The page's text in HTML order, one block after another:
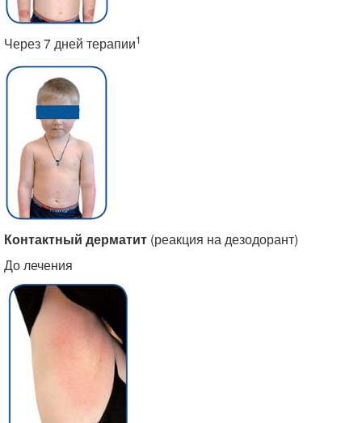
Через 7 дней терапии1
Контактный дерматит (реакция на дезодорант)
До лечения